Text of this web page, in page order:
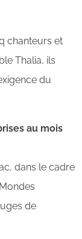
chanteurs et
Thalia, ils
du
au mois
dans le cadre
de